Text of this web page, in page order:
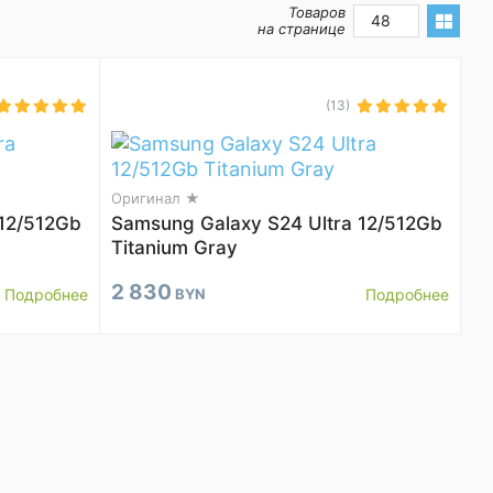
Товаров
на странице
48
512Gb
Подробнее
(13)
Оригинал ★
Samsung Galaxy S24 Ultra 12/512Gb
Titanium Gray
2 830 BYN Подробнее